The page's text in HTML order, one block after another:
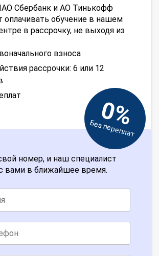
Сбербанк и АО Тинькофф
оплачивать обучение в нашем
в рассрочку, не выходя из
взноса
рассрочки: 6 или 12
0%
Без переплат
номер, и наш специалист
вами в ближайшее время.